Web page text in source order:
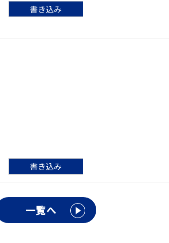
書き込み
書き込み
一覧へ